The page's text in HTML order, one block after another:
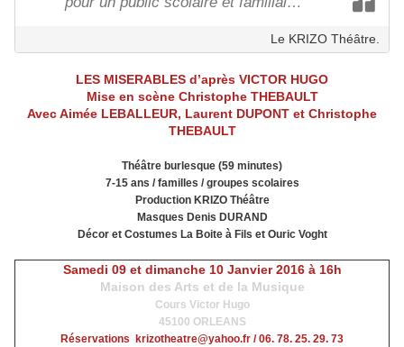
Le KRIZO Théâtre.
LES MISERABLES d’après VICTOR HUGO
Mise en scène Christophe THEBAULT
Avec Aimée LEBALLEUR, Laurent DUPONT et Christophe
THEBAULT
Théâtre burlesque (59 minutes)
7-15 ans / familles / groupes scolaires
Production KRIZO Théâtre
Masques Denis DURAND
Décor et Costumes La Boite à Fils et Ouric Voght
Samedi 09 et dimanche 10 Janvier 2016 à 16h
Maison des Arts et de la Musique
Cours Victor Hugo
45100 ORLEANS
Réservations krizotheatre@yahoo.fr / 06. 78. 25. 29. 73